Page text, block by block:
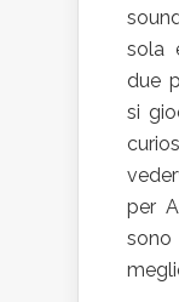
sola
due
si
per